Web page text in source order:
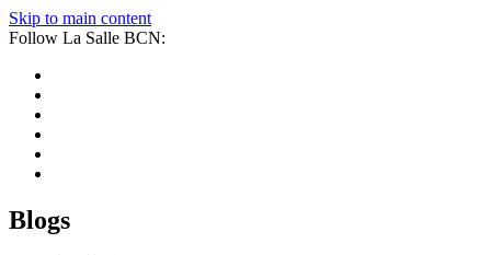
Skip to main content
Follow La Salle BCN:
Blogs